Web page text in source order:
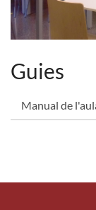
Guies
Manual de